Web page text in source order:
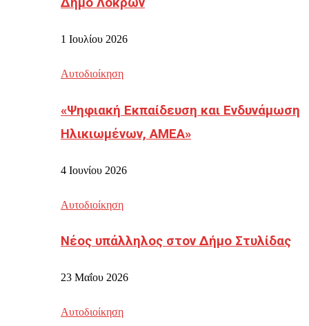
Δήμο Λοκρών
1 Ιουλίου 2026
Αυτοδιοίκηση
«Ψηφιακή Εκπαίδευση και Ενδυνάμωση
Ηλικιωμένων, ΑΜΕΑ»
4 Ιουνίου 2026
Αυτοδιοίκηση
Νέος υπάλληλος στον Δήμο Στυλίδας
23 Μαΐου 2026
Αυτοδιοίκηση